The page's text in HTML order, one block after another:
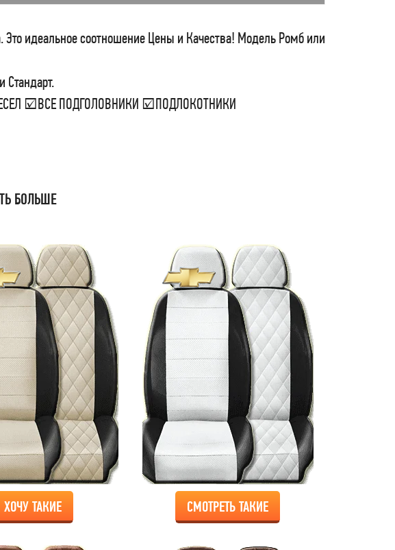
идеальное соотношение Цены и Качества! Модель Ромб или
☑ВСЕ ПОДГОЛОВНИКИ ☑ПОДЛОКОТНИКИ
БОЛЬШЕ
ХОЧУ ТАКИЕ СМОТРЕТЬ ТАКИЕ